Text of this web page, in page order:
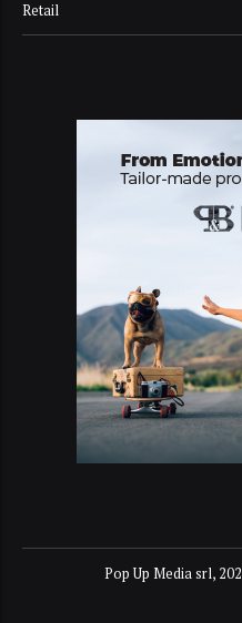
Retail
Pop Up Media srl,